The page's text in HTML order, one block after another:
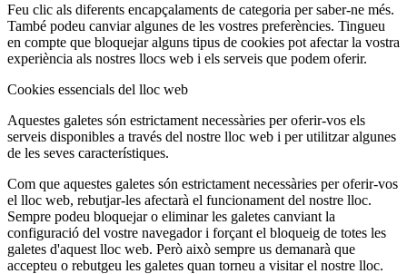
Feu clic als diferents encapçalaments de categoria per saber-ne més.
També podeu canviar algunes de les vostres preferències. Tingueu
en compte que bloquejar alguns tipus de cookies pot afectar la vostra
experiència als nostres llocs web i els serveis que podem oferir.
Cookies essencials del lloc web
Aquestes galetes són estrictament necessàries per oferir-vos els
serveis disponibles a través del nostre lloc web i per utilitzar algunes
de les seves característiques.
Com que aquestes galetes són estrictament necessàries per oferir-vos
el lloc web, rebutjar-les afectarà el funcionament del nostre lloc.
Sempre podeu bloquejar o eliminar les galetes canviant la
configuració del vostre navegador i forçant el bloqueig de totes les
galetes d'aquest lloc web. Però això sempre us demanarà que
accepteu o rebutgeu les galetes quan torneu a visitar el nostre lloc.